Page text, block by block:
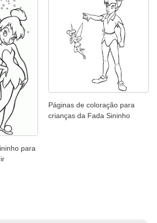
para
Páginas de coloração para
crianças da Fada Sininho